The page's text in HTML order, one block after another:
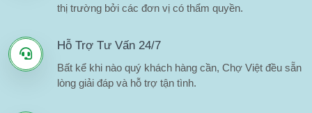
thị trường bởi các đơn vị có thẩm quyền.
Hỗ Trợ Tư Vấn 24/7
Bất kể khi nào quý khách hàng cần, Chợ Việt đều sẵn
lòng giải đáp và hỗ trợ tận tình.